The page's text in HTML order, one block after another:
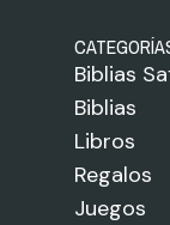
Biblias
Biblias
Libros
Regalos
Juegos